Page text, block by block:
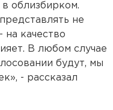
облизбирком.
не
на качество
В любом случае
будут, мы
- рассказал